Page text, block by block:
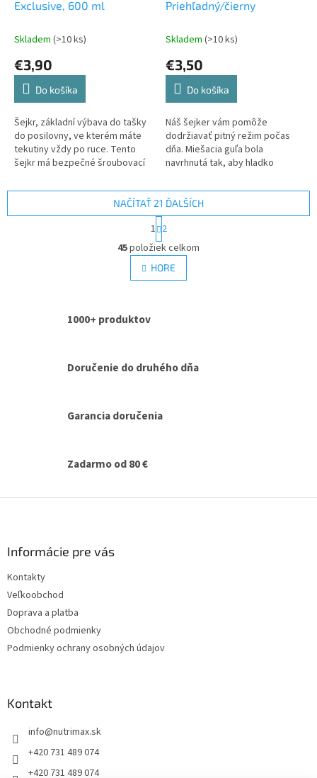
Exclusive, 600 ml
Skladem (>10 ks)
€3,90
Do košíka
Šejkr, základní výbava do tašky
do posilovny, ve kterém máte
tekutiny vždy po ruce. Tento
šejkr má bezpečné šroubovací
Priehľadný/čierny
Skladem (>10 ks)
€3,50
Do košíka
Náš šejker vám pomôže
dodržiavať pitný režim počas
dňa. Miešacia guľa bola
navrhnutá tak, aby hladko
doplnok. Je nevyhnutnou
súčasťou tašky do...
O
v
l
á
p
r
y
u
NAČÍTAŤ 21 ĎALŠÍCH
t
r
á
n
k
1 2
45položiek celkom
HORE
1000+ produktov
Doručenie do druhého dňa
Garancia doručenia
Zadarmo od 80 €
Informácie pre vás
Kontakty
Veľkoobchod
Doprava a platba
Obchodné podmienky
Podmienky ochrany osobných údajov
Kontakt
info@nutrimax.sk
+420 731 489 074
+420 731 489 074